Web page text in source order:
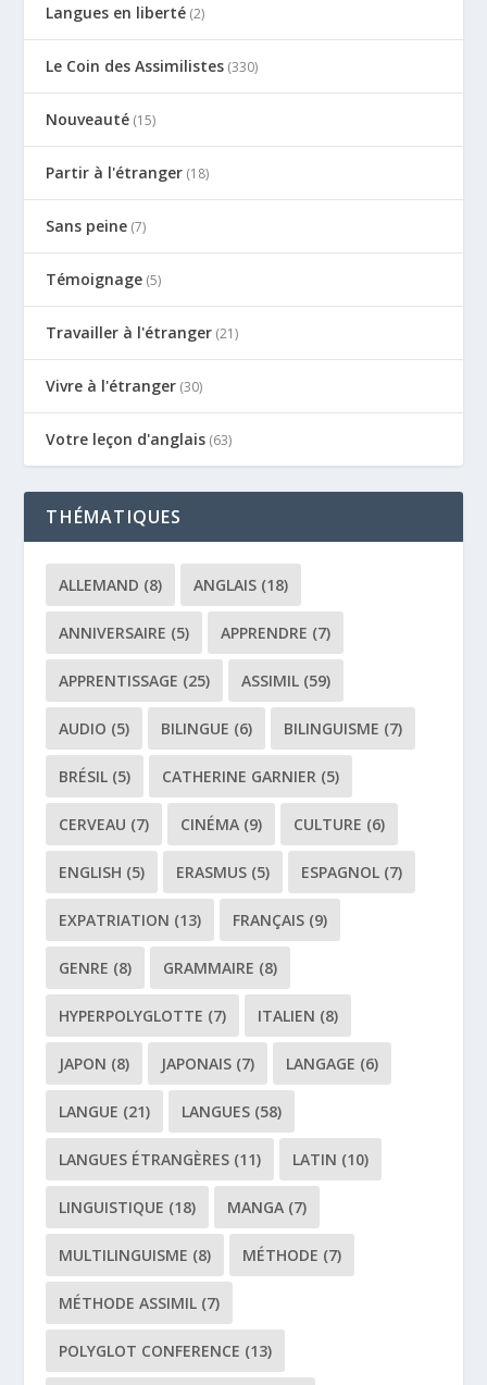
Langues en liberté (2)
Le Coin des Assimilistes (330)
Nouveauté (15)
Partir à l'étranger (18)
Sans peine (7)
Témoignage (5)
Travailler à l'étranger (21)
Vivre à l'étranger (30)
Votre leçon d'anglais (63)
THÉMATIQUES
ALLEMAND (8) ANGLAIS (18)
ANNIVERSAIRE (5) APPRENDRE (7)
APPRENTISSAGE (25) ASSIMIL (59)
AUDIO (5) BILINGUE (6) BILINGUISME (7)
BRÉSIL (5) CATHERINE GARNIER (5)
CERVEAU (7) CINÉMA (9) CULTURE (6)
ENGLISH (5) ERASMUS (5) ESPAGNOL (7)
EXPATRIATION (13) FRANÇAIS (9)
GENRE (8) GRAMMAIRE (8)
HYPERPOLYGLOTTE (7) ITALIEN (8)
JAPON (8) JAPONAIS (7) LANGAGE (6)
LANGUE (21) LANGUES (58)
LANGUES ÉTRANGÈRES (11) LATIN (10)
LINGUISTIQUE (18) MANGA (7)
MULTILINGUISME (8) MÉTHODE (7)
MÉTHODE ASSIMIL (7)
POLYGLOT CONFERENCE (13)